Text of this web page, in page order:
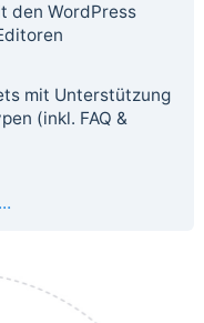
den WordPress
mit Unterstützung
(inkl. FAQ &